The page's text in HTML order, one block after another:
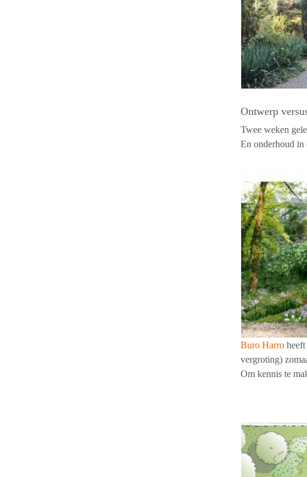
Ontwerp
Twee weken
En onderhoud in
Buro Harro
vergroting)
Om kennis te